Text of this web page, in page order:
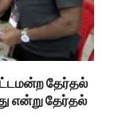
தேர்தல்
என்று தேர்தல்